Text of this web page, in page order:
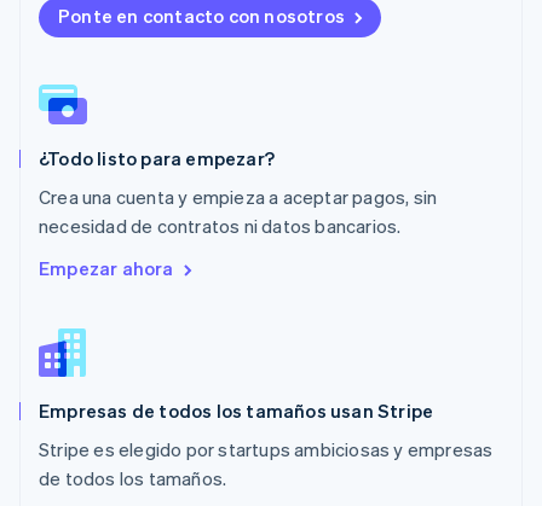
Ponte en contacto con nosotros
¿Todo listo para empezar?
Crea una cuenta y empieza a aceptar pagos, sin
necesidad de contratos ni datos bancarios.
Empezar ahora
Empresas de todos los tamaños usan Stripe
Stripe es elegido por startups ambiciosas y empresas
de todos los tamaños.
Malta
English
Español
Noruega
Nueva Zelandia
Países Bajos
Nederlands English
Polonia
Português
RAE de Hong Kong, China
Reino Unido
República Checa
English